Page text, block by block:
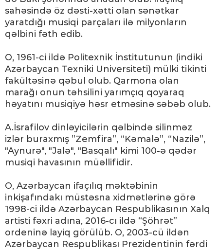
sahəsində öz dəsti-xətti olan sənətkar
yaratdığı musiqi parçaları ilə milyonların
qəlbini fəth edib.
O, 1961-ci ildə Politexnik İnstitutunun (indiki
Azərbaycan Texniki Universiteti) mülki tikinti
fakültəsinə qəbul olub. Qarmona olan
marağı onun təhsilini yarımçıq qoyaraq
həyatını musiqiyə həsr etməsinə səbəb olub.
A.İsrafilov dinləyicilərin qəlbində silinməz
izlər buraxmış ”Zemfira”, “Kəmalə”, “Nazilə”,
"Aynurə", "Jalə", "Basqalı" kimi 100-ə qədər
musiqi havasının müəllifidir.
O, Azərbaycan ifaçılıq məktəbinin
inkişafındakı müstəsna xidmətlərinə görə
1998-ci ildə Azərbaycan Respublikasının Xalq
artisti fəxri adına, 2016-cı ildə “Şöhrət”
ordeninə layiq görülüb. O, 2003-cü ildən
Azərbaycan Respublikası Prezidentinin fərdi